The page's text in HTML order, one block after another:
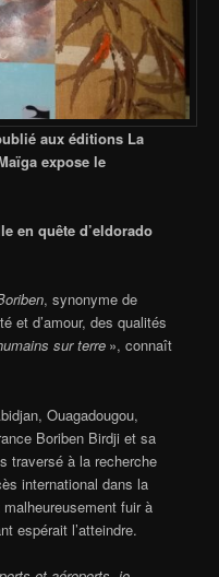
aux éditions La
expose le
en quête d’eldorado
, synonyme de
et d’amour, des qualités
sur terre », connaît
Ouagadougou,
Boriben Birdji et sa
traversé à la recherche
international dans la
fuir à
espérait l’atteindre.